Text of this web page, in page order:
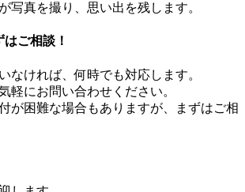
写真を撮り、思い出を残します。
ご相談！
なければ、何時でも対応します。
軽にお問い合わせください。
が困難な場合もありますが、まずはご相